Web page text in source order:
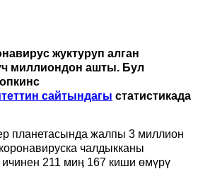
жуктуруп алган
миллиондон ашты. Бул
сайтындагы статистикада
планетасында жалпы 3 миллион
чалдыкканы
211 миӊ 167 киши өмүрү